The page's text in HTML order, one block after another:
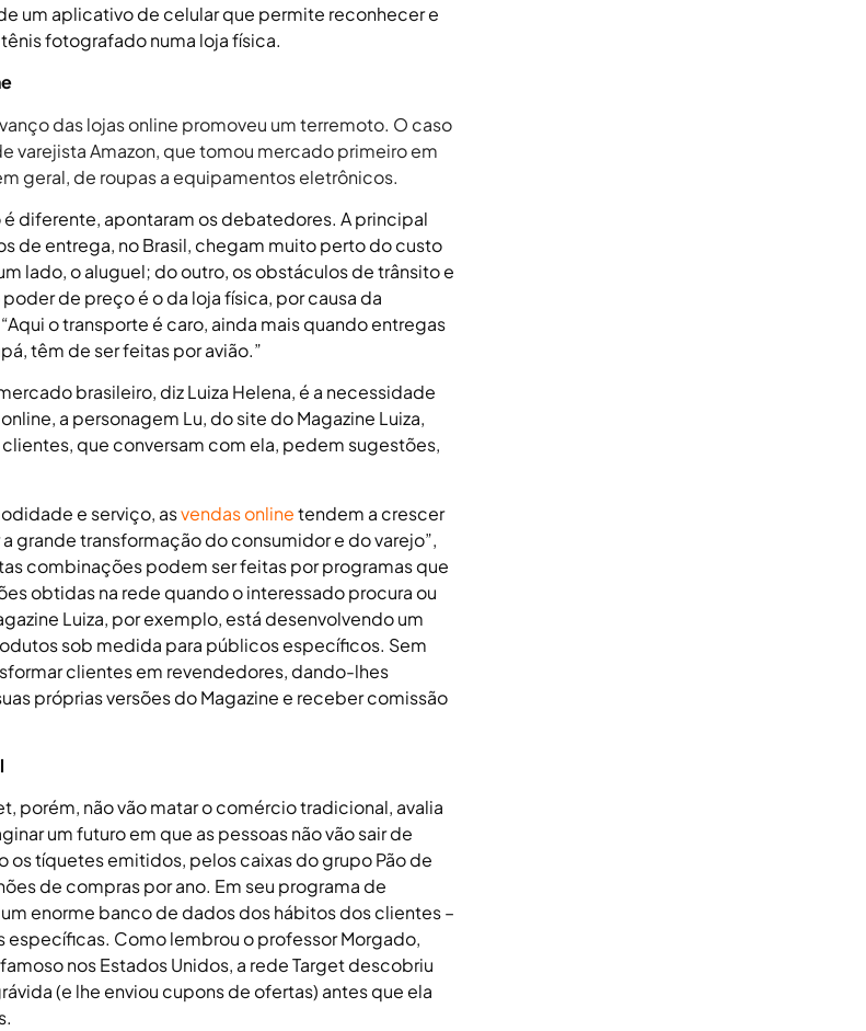
um aplicativo de celular que permite reconhecer e
fotografado numa loja física.
das lojas online promoveu um terremoto. O caso
varejista Amazon, que tomou mercado primeiro em
geral, de roupas a equipamentos eletrônicos.
diferente, apontaram os debatedores. A principal
de entrega, no Brasil, chegam muito perto do custo
lado, o aluguel; do outro, os obstáculos de trânsito e
poder de preço é o da loja física, por causa da
o transporte é caro, ainda mais quando entregas
têm de ser feitas por avião.”
brasileiro, diz Luiza Helena, é a necessidade
a personagem Lu, do site do Magazine Luiza,
que conversam com ela, pedem sugestões,
e serviço, asvendas onlinetendem a crescer
a grande transformação do consumidor e do varejo”,
combinações podem ser feitas por programas que
obtidas na rede quando o interessado procura ou
Luiza, por exemplo, está desenvolvendo um
sob medida para públicos específicos. Sem
clientes em revendedores, dando-lhes
próprias versões do Magazine e receber comissão
porém, não vão matar o comércio tradicional, avalia
um futuro em que as pessoas não vão sair de
os tíquetes emitidos, pelos caixas do grupo Pão de
de compras por ano. Em seu programa de
enorme banco de dados dos hábitos dos clientes –
específicas. Como lembrou o professor Morgado,
nos Estados Unidos, a rede Target descobriu
(e lhe enviou cupons de ofertas) antes que ela